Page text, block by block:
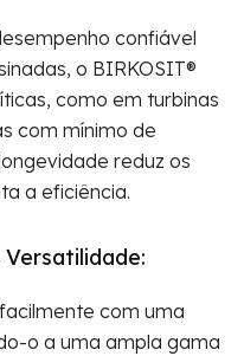
confiável
o BIRKOSIT®
como em turbinas
com mínimo de
reduz os
a eficiência.
com uma
o a uma ampla gama